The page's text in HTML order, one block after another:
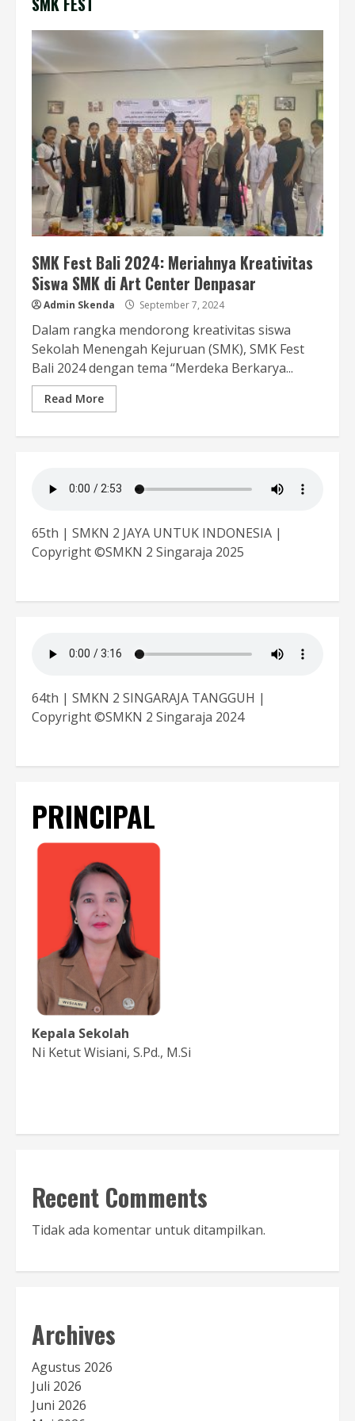
SMK Fest Bali 2024: Meriahnya Kreativitas
Siswa SMK di Art Center Denpasar
Admin Skenda September 7, 2024
Dalam rangka mendorong kreativitas siswa
Sekolah Menengah Kejuruan (SMK), SMK Fest
Bali 2024 dengan tema “Merdeka Berkarya...
Read More
65th | SMKN 2 JAYA UNTUK INDONESIA |
Copyright ©SMKN 2 Singaraja 2025
64th | SMKN 2 SINGARAJA TANGGUH |
Copyright ©SMKN 2 Singaraja 2024
PRINCIPAL
Kepala Sekolah
Ni Ketut Wisiani, S.Pd., M.Si
Recent Comments
Tidak ada komentar untuk ditampilkan.
Archives
Agustus 2026
Juli 2026
Juni 2026